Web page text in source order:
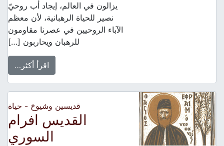
يزالون في العالم، إيجاد أب روحيّ
نصير للحياة الرهبانية، لأن معظم
الآباء الروحيين في عصرنا مقاومون
للرهبان ويحاربون […]
اقرأ أكثر…
قديسين وشيوخ - حياة
القديس افرام
السوري